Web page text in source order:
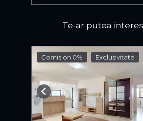
Te-ar putea
Comision 0% Exclusivitate
Previous